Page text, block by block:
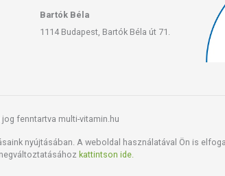
Bartók Béla
1114 Budapest, Bartók Béla út 71.
fenntartva multi-vitamin.hu
nyújtásában. A weboldal használatával Ön is
kattintson ide.